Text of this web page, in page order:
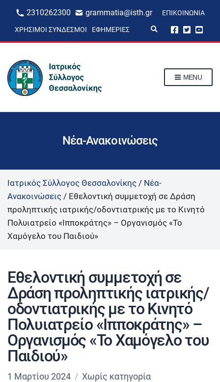
2310262300 grammatia@isth.gr ΕΠΙΚΟΙΝΩΝΊΑ
ΧΡΉΣΙΜΟΙ ΣΎΝΔΕΣΜΟΙ ΕΦΗΜΕΡΊΕΣ
p
m
MENU
Νέα-Ανακοινώσεις
Ιατρικός Σύλλογος Θεσσαλονίκης / Νέα-
Ανακοινώσεις / Εθελοντική συμμετοχή σε Δράση
προληπτικής ιατρικής/οδοντιατρικής με το Κινητό
Πολυιατρείο «Ιπποκράτης» – Οργανισμός «Το
Χαμόγελο του Παιδιού»
Εθελοντική συμμετοχή σε
Δράση προληπτικής ιατρικής/
οδοντιατρικής με το Κινητό
Πολυιατρείο «Ιπποκράτης» –
Οργανισμός «Το Χαμόγελο του
Παιδιού»
1 Μαρτίου 2024 Χωρίς κατηγορία